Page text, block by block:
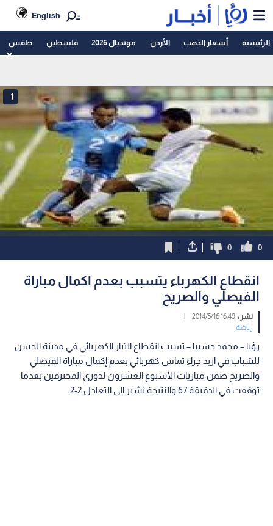
English
الرئيسية أسعار الذهب الأردن مونديال 2026 فلسطين طقس
1
0
0
انقطاع الكهرباء يتسبب بعدم اكمال مباراة
الفيصلي والصريح
نشر :16:49 2014/5/16
|
رياضة
رؤيا – محمد حسيبا – تسبب انقطاع التيار الكهربائي في مدينة الحسن
للشباب في اربد جراء تماس كهربائي بعدم إكمال مباراة الفيصلي
والصريح ضمن مباريات الأسبوع العشرون لدوري المحترفين بعدما
توقفت في الدقيقة 67 والنتيجة تشير الى التعادل 2-2.